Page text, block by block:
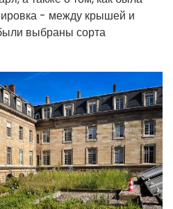
- между крышей и
выбраны сорта